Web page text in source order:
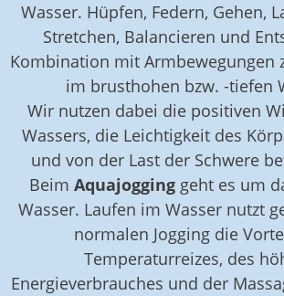
Wasser. Hüpfen, Federn, Gehen,
Stretchen, Balancieren und
Kombination mit Armbewegungen
im brusthohen bzw. -tiefen
Wir nutzen dabei die positiven
Wassers, die Leichtigkeit des
und von der Last der Schwere
BeimAquajogging geht es um
Wasser. Laufen im Wasser nutzt
normalen Jogging die
Temperaturreizes, des
Energieverbrauches und der